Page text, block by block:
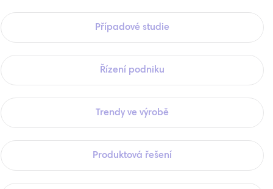
Případové studie
Řízení podniku
Trendy ve výrobě
Produktová řešení